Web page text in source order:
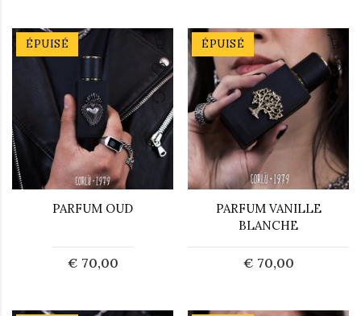
ÉPUISÉ
PARFUM OUD
€ 70,00
ÉPUISÉ
PARFUM VANILLE
BLANCHE
€ 70,00